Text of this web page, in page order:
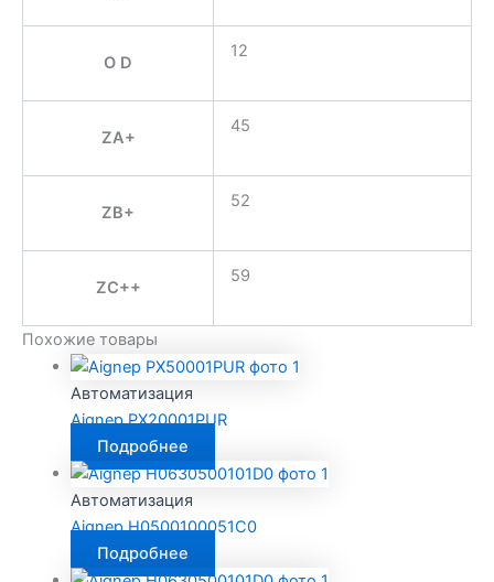
O D
12
ZA+
45
ZB+
52
ZC++
59
Похожие товары
Автоматизация
Aignep PX20001PUR
Подробнее
Автоматизация
Aignep H0500100051C0
Подробнее